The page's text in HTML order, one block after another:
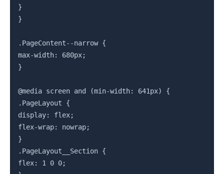
}
}
.PageContent--narrow {
max-width: 680px;
}
@media screen and (min-width: 641px) {
.PageLayout {
display: flex;
flex-wrap: nowrap;
}
.PageLayout__Section {
flex: 1 0 0;